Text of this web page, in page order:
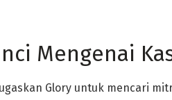
Mengenai
Glory untuk mencari